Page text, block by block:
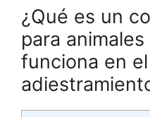
¿Qué es un
para
funciona en el